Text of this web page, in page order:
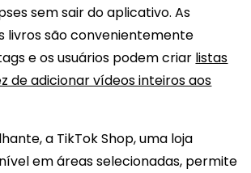
sem sair do aplicativo. As
livros são convenientemente
e os usuários podem criar listas
de adicionar vídeos inteiros aos
a TikTok Shop, uma loja
em áreas selecionadas, permite